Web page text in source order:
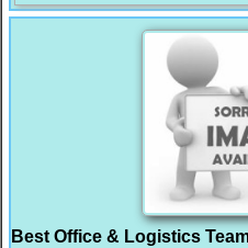
Best Office & Logistics